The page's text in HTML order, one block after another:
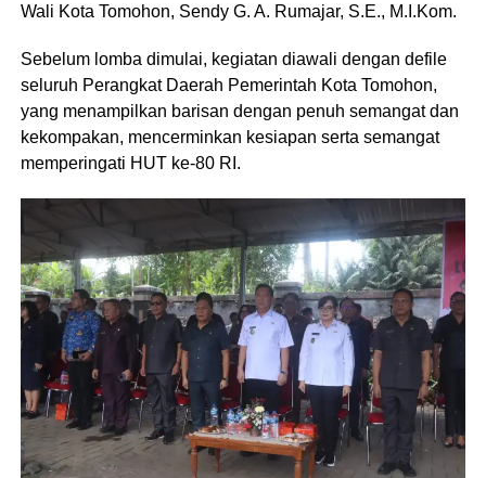
Wali Kota Tomohon, Sendy G. A. Rumajar, S.E., M.I.Kom.
Sebelum lomba dimulai, kegiatan diawali dengan defile
seluruh Perangkat Daerah Pemerintah Kota Tomohon,
yang menampilkan barisan dengan penuh semangat dan
kekompakan, mencerminkan kesiapan serta semangat
memperingati HUT ke-80 RI.